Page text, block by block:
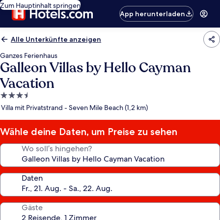
Zum Hauptinhalt springen
App herunterladen
Alle Unterkünfte anzeigen
Ganzes Ferienhaus
Galleon Villas by Hello Cayman
Vacation
3.5-
Sterne-
Villa mit Privatstrand - Seven Mile Beach (1,2 km)
Wähle deine Daten, um Preise zu sehen
Wo soll’s hingehen?
Daten
Gäste